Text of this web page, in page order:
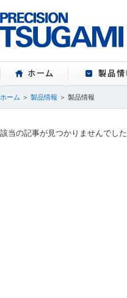
ホーム ＞ 製品情報 ＞ 製品情報
該当の記事が見つかりませんでした